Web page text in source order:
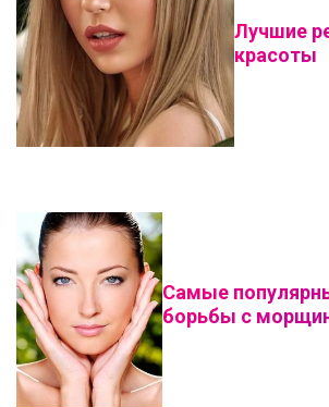
Лучшие
красоты
Самые
борьбы с